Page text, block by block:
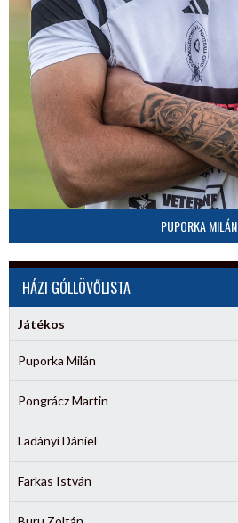
PUPORKA MILÁN
HÁZI GÓLLÖVŐLISTA
Játékos
Puporka Milán
Pongrácz Martin
Ladányi Dániel
Farkas István